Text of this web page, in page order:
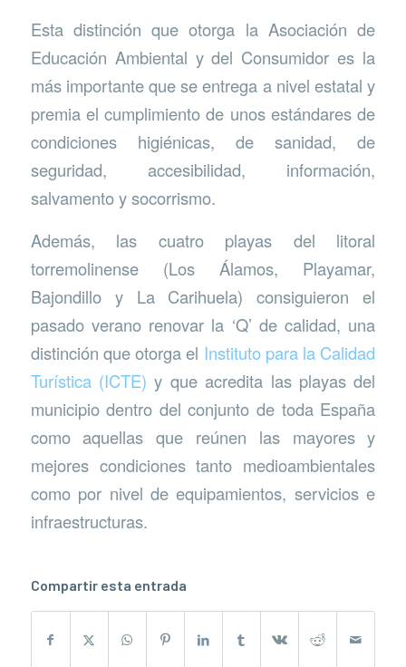
Esta distinción que otorga la Asociación de
Educación Ambiental y del Consumidor es la
más importante que se entrega a nivel estatal y
premia el cumplimiento de unos estándares de
condiciones higiénicas, de sanidad, de
seguridad, accesibilidad, información,
salvamento y socorrismo.
Además, las cuatro playas del litoral
torremolinense (Los Álamos, Playamar,
Bajondillo y La Carihuela) consiguieron el
pasado verano renovar la ‘Q’ de calidad, una
distinción que otorga el Instituto para la Calidad
Turística (ICTE) y que acredita las playas del
municipio dentro del conjunto de toda España
como aquellas que reúnen las mayores y
mejores condiciones tanto medioambientales
como por nivel de equipamientos, servicios e
infraestructuras.
Compartir esta entrada